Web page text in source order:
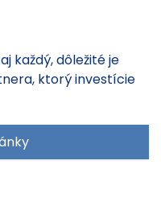
každý, dôležité je
ktorý investície